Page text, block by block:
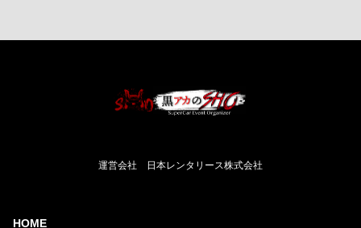
運営会社 日本レンタリース株式会社
HOME